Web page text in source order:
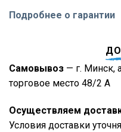
Подробнее о гарантии
Самовывоз — г. Минск,
торговое место 48/2 А
Осуществляем
Условия доставки